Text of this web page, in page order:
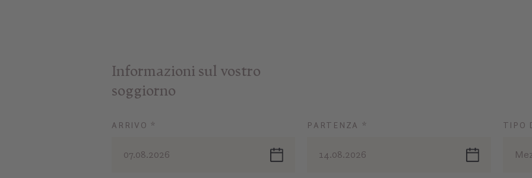
Informazioni sul vostro
soggiorno
ARRIVO *
07.08.2026
PARTENZA *
14.08.2026
TIPO